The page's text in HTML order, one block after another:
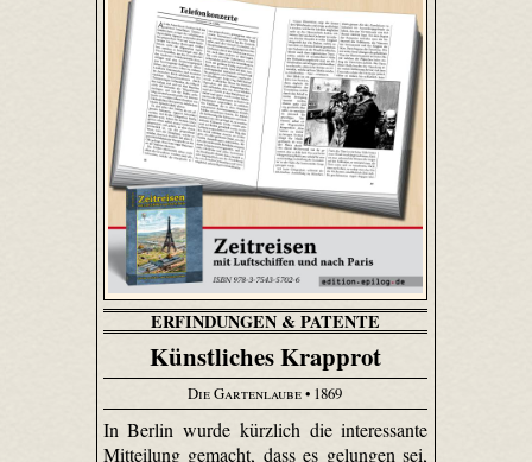
ERFINDUNGEN & PATENTE
Künstliches Krapprot
Die Gartenlaube• 1869
In Berlin wurde kürzlich die interessante
Mitteilung gemacht, dass es gelungen sei,